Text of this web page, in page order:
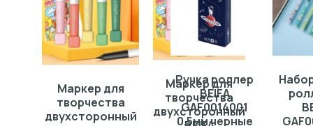
Маркер для
творчества
двухсторонный
Маркер для
творчества
двухсторонный
Ручка роллер
BEIFA
GAF0014001
0.5мм черные